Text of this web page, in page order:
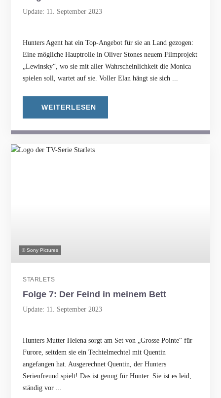
Update: 11. September 2023
Hunters Agent hat ein Top-Angebot für sie an Land gezogen:
Eine mögliche Hauptrolle in Oliver Stones neuem Filmprojekt
„Lewinsky“, wo sie mit aller Wahrscheinlichkeit die Monica
spielen soll, wartet auf sie. Voller Elan hängt sie sich ...
WEITERLESEN
© Sony Pictures
STARLETS
Folge 7: Der Feind in meinem Bett
Update: 11. September 2023
Hunters Mutter Helena sorgt am Set von „Grosse Pointe“ für
Furore, seitdem sie ein Techtelmechtel mit Quentin
angefangen hat. Ausgerechnet Quentin, der Hunters
Serienfreund spielt! Das ist genug für Hunter. Sie ist es leid,
ständig vor ...